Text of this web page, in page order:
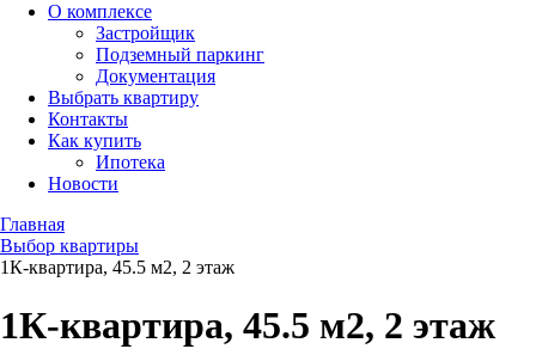
О комплексе
Застройщик
Подземный паркинг
Документация
Выбрать квартиру
Контакты
Как купить
Ипотека
Новости
Главная
Выбор квартиры
1К-квартира, 45.5 м2, 2 этаж
1К-квартира, 45.5 м2, 2 этаж